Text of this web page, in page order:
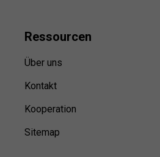
Ressourcen
Über uns
Kontakt
Kooperation
Sitemap